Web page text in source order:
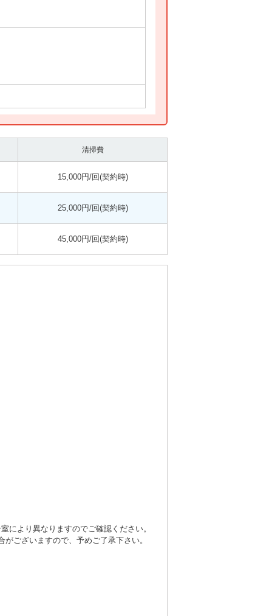
清掃費
15,000円/回(契約時)
25,000円/回(契約時)
45,000円/回(契約時)
により異なりますのでご確認ください。
ございますので、予めご了承下さい。